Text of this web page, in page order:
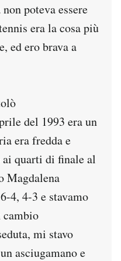
poteva essere
era la cosa più
ed ero brava a
del 1993 era un
era fredda e
ai quarti di finale al
Magdalena
4, 4-3 e stavamo
cambio
mi stavo
asciugamano e